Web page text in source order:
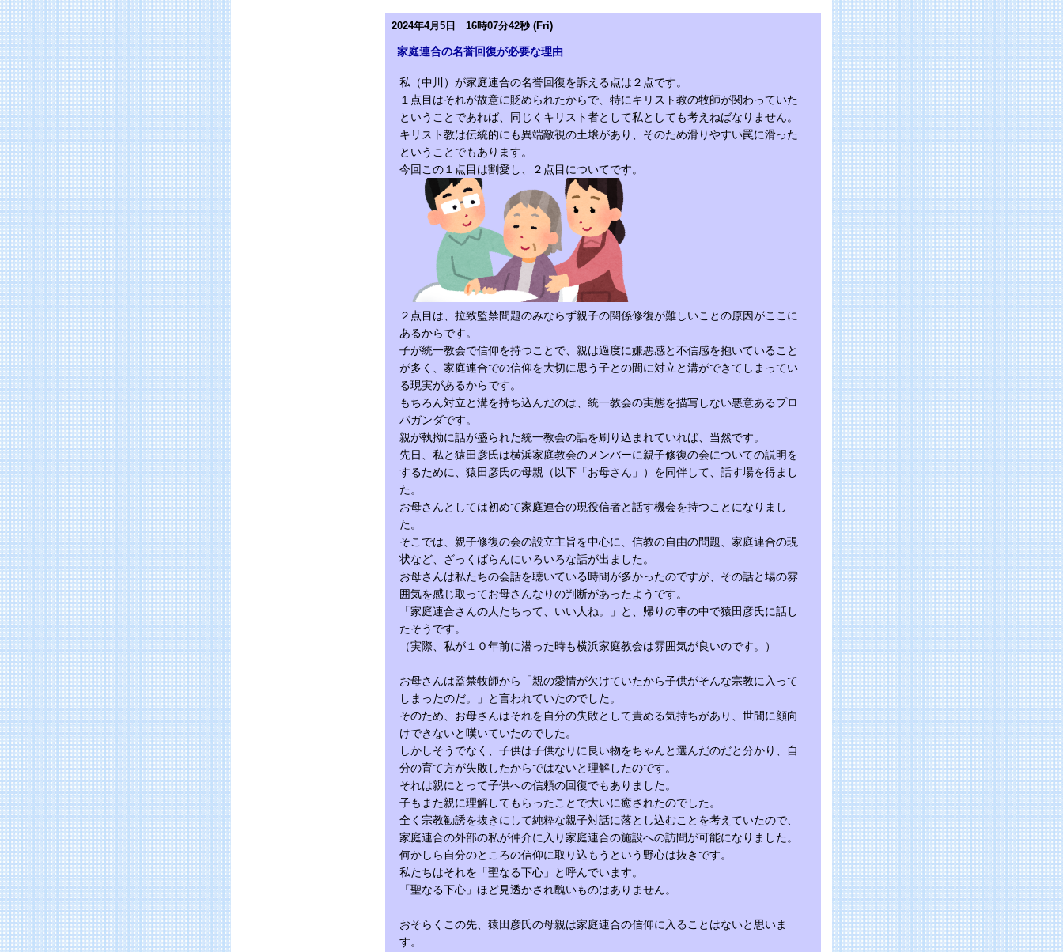
2024年4月5日 16時07分42秒 (Fri)
家庭連合の名誉回復が必要な理由
私（中川）が家庭連合の名誉回復を訴える点は２点です。
１点目はそれが故意に貶められたからで、特にキリスト教の牧師が関わっていた
ということであれば、同じくキリスト者として私としても考えねばなりません。
キリスト教は伝統的にも異端敵視の土壌があり、そのため滑りやすい罠に滑った
ということでもあります。
今回この１点目は割愛し、２点目についてです。
２点目は、拉致監禁問題のみならず親子の関係修復が難しいことの原因がここに
あるからです。
子が統一教会で信仰を持つことで、親は過度に嫌悪感と不信感を抱いていること
が多く、家庭連合での信仰を大切に思う子との間に対立と溝ができてしまってい
る現実があるからです。
もちろん対立と溝を持ち込んだのは、統一教会の実態を描写しない悪意あるプロ
パガンダです。
親が執拗に話が盛られた統一教会の話を刷り込まれていれば、当然です。
先日、私と猿田彦氏は横浜家庭教会のメンバーに親子修復の会についての説明を
するために、猿田彦氏の母親（以下「お母さん」）を同伴して、話す場を得まし
た。
お母さんとしては初めて家庭連合の現役信者と話す機会を持つことになりまし
た。
そこでは、親子修復の会の設立主旨を中心に、信教の自由の問題、家庭連合の現
状など、ざっくばらんにいろいろな話が出ました。
お母さんは私たちの会話を聴いている時間が多かったのですが、その話と場の雰
囲気を感じ取ってお母さんなりの判断があったようです。
「家庭連合さんの人たちって、いい人ね。」と、帰りの車の中で猿田彦氏に話し
たそうです。
（実際、私が１０年前に潜った時も横浜家庭教会は雰囲気が良いのです。）
お母さんは監禁牧師から「親の愛情が欠けていたから子供がそんな宗教に入って
しまったのだ。」と言われていたのでした。
そのため、お母さんはそれを自分の失敗として責める気持ちがあり、世間に顔向
けできないと嘆いていたのでした。
しかしそうでなく、子供は子供なりに良い物をちゃんと選んだのだと分かり、自
分の育て方が失敗したからではないと理解したのです。
それは親にとって子供への信頼の回復でもありました。
子もまた親に理解してもらったことで大いに癒されたのでした。
全く宗教勧誘を抜きにして純粋な親子対話に落とし込むことを考えていたので、
家庭連合の外部の私が仲介に入り家庭連合の施設への訪問が可能になりました。
何かしら自分のところの信仰に取り込もうという野心は抜きです。
私たちはそれを「聖なる下心」と呼んでいます。
「聖なる下心」ほど見透かされ醜いものはありません。
おそらくこの先、猿田彦氏の母親は家庭連合の信仰に入ることはないと思いま
す。